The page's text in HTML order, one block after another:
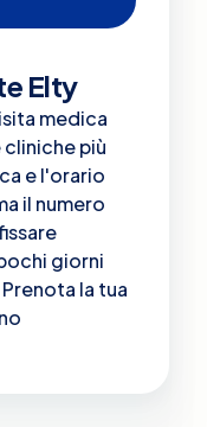
Elty
medica
più
e l'orario
il numero
giorni
la tua